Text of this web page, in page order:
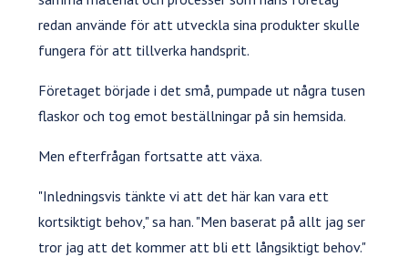
redan använde för att utveckla sina produkter skulle
fungera för att tillverka handsprit.
Företaget började i det små, pumpade ut några tusen
flaskor och tog emot beställningar på sin hemsida.
Men efterfrågan fortsatte att växa.
"Inledningsvis tänkte vi att det här kan vara ett
kortsiktigt behov," sa han. "Men baserat på allt jag ser
tror jag att det kommer att bli ett långsiktigt behov."